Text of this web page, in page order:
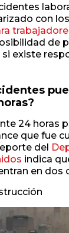
con
de
existe
24 horas
que fue
del
indica
en dos